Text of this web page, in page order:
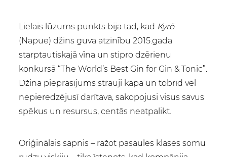
Lielais lūzums punkts bija tad, kad Kyrö
(Napue) džins guva atzinību 2015.gada
starptautiskajā vīna un stipro dzērienu
konkursā “The World’s Best Gin for Gin & Tonic”.
Džina pieprasījums strauji kāpa un tobrīd vēl
nepieredzējusī darītava, sakopojusi visus savus
spēkus un resursus, centās neatpalikt.
Oriģinālais sapnis – ražot pasaules klases somu